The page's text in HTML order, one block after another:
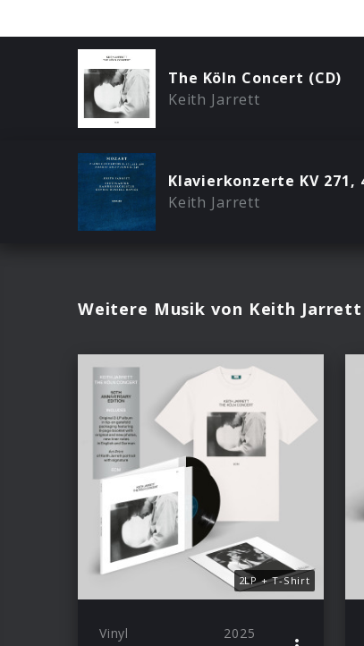
The Köln Concert (CD)
Keith Jarrett
Klavierkonzerte KV 271,
Keith Jarrett
Weitere Musik von Keith Jarrett
2LP + T-Shirt
Vinyl 2025